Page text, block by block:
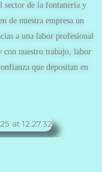
sector de la fontanería y
de nuestra empresa un
a una labor profesional
con nuestro trabajo, labor
que depositan en